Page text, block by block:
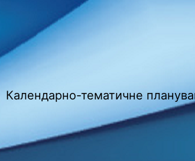
Календарно-тематичне